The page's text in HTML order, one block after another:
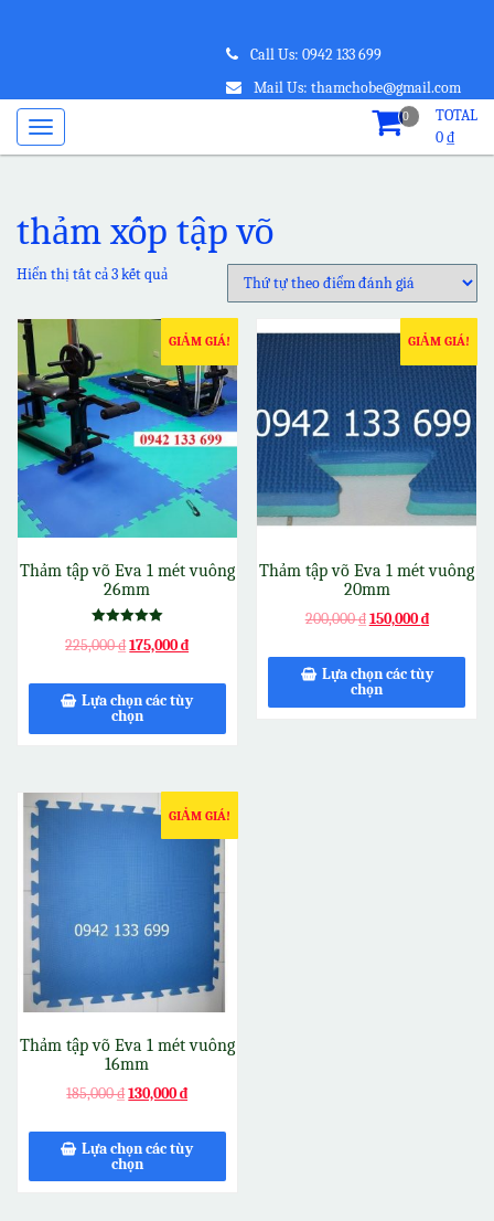
Call Us: 0942 133 699
Mail Us: thamchobe@gmail.com
0
TOTAL
0₫
thảm xốp tập võ
Hiển thị tất cả 3 kết quả
GIẢM GIÁ!
Thảm tập võ Eva 1 mét vuông
26mm
hạng
225,000₫175,000₫
Lựa chọn các tùy
chọn
GIẢM GIÁ!
Thảm tập võ Eva 1 mét vuông
20mm
200,000₫150,000₫
Lựa chọn các tùy
chọn
GIẢM GIÁ!
Thảm tập võ Eva 1 mét vuông
16mm
185,000₫130,000₫
Lựa chọn các tùy
chọn